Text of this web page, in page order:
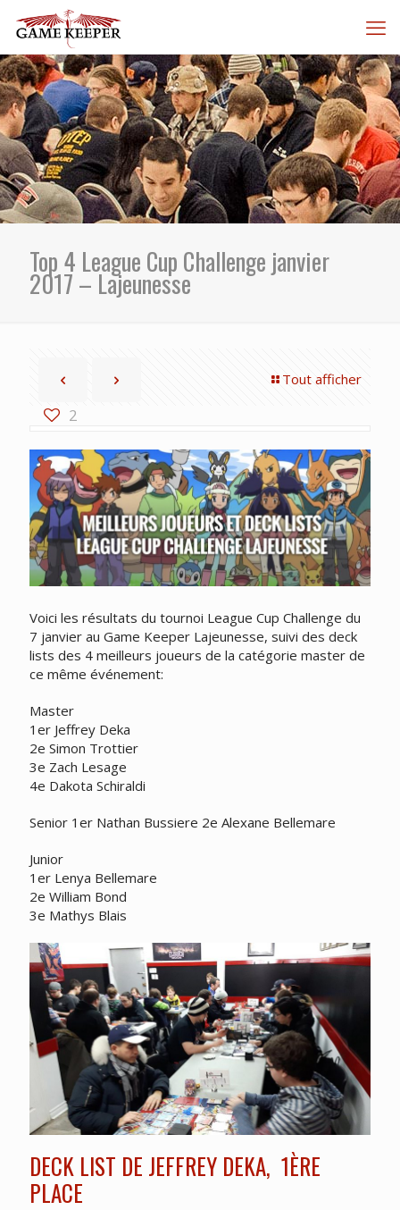
Top 4 League Cup Challenge janvier
2017 – Lajeunesse
Tout afficher
2
Voici les résultats du tournoi League Cup Challenge du
7 janvier au Game Keeper Lajeunesse, suivi des deck
lists des 4 meilleurs joueurs de la catégorie master de
ce même événement:
Master
1er Jeffrey Deka
2e Simon Trottier
3e Zach Lesage
4e Dakota Schiraldi
Senior 1er Nathan Bussiere 2e Alexane Bellemare
Junior
1er Lenya Bellemare
2e William Bond
3e Mathys Blais
DECK LIST DE JEFFREY DEKA, 1ÈRE
PLACE